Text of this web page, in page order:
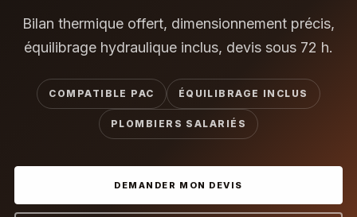
Bilan thermique offert, dimensionnement précis,
équilibrage hydraulique inclus, devis sous 72 h.
COMPATIBLE PAC ÉQUILIBRAGE INCLUS
PLOMBIERS SALARIÉS
DEMANDER MON DEVIS